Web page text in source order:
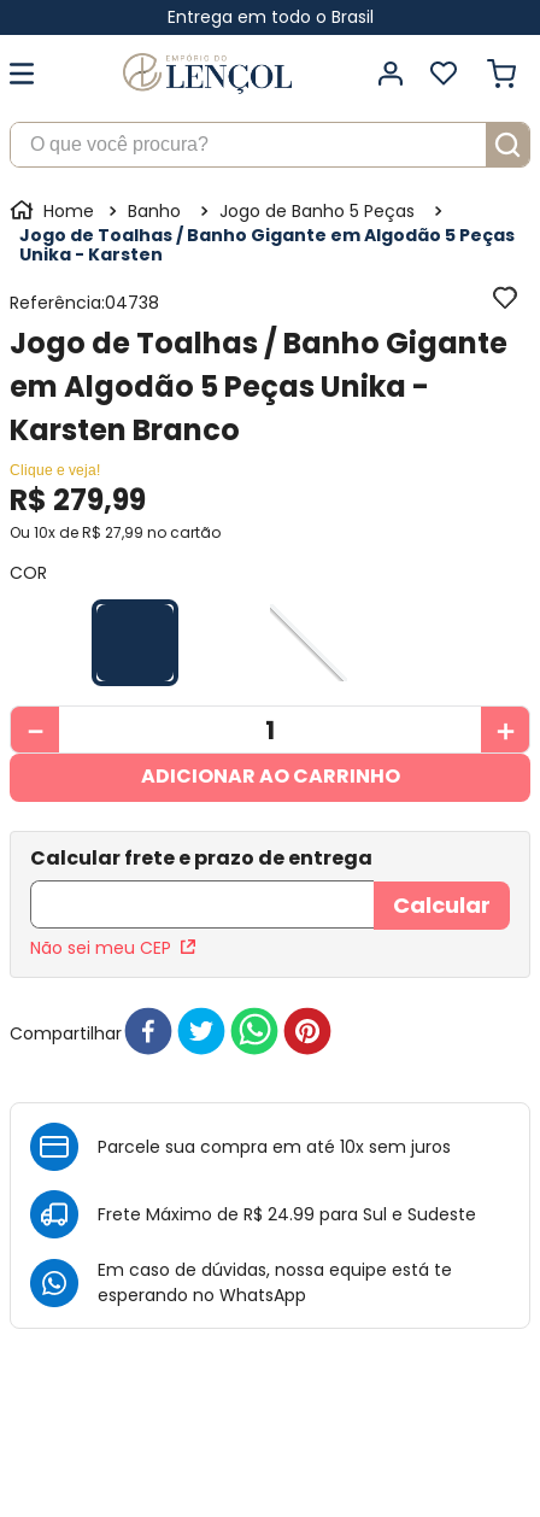
Entrega em todo o Brasil
O que você procura?
Banho
Jogo de Banho 5 Peças
Jogo de Toalhas / Banho Gigante em Algodão 5 Peças
Unika - Karsten
Referência:04738
Jogo de Toalhas / Banho Gigante
em Algodão 5 Peças Unika -
Karsten Branco
Clique e veja!
R$ 279,99
Ou 10x deR$ 27,99 no cartão
COR
＋
－
ADICIONAR AO CARRINHO
Não sei meu CEP
Compartilhar
Parcele sua compra em até 10x sem juros
Frete Máximo de R$ 24.99 para Sul e Sudeste
Em caso de dúvidas, nossa equipe está te
esperando no WhatsApp